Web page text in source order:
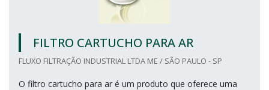
FILTRO CARTUCHO PARA AR
FLUXO FILTRAÇÃO INDUSTRIAL LTDA ME / SÃO PAULO - SP
O filtro cartucho para ar é um produto que oferece uma